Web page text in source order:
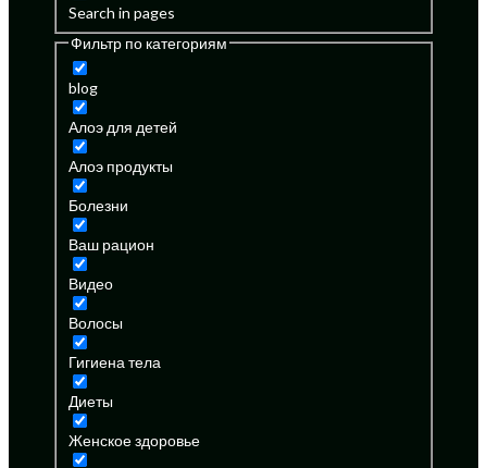
Search in pages
Фильтр по категориям
blog
Алоэ для детей
Алоэ продукты
Болезни
Ваш рацион
Видео
Волосы
Гигиена тела
Диеты
Женское здоровье